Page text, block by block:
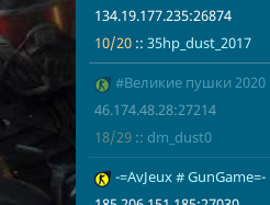
134.19.177.235:26874
10/20 :: 35hp_dust_2017
6
#Великие пушки 2020
46.174.48.28:27214
18/29 :: dm_dust0
7
-=AvJeux # GunGame=-